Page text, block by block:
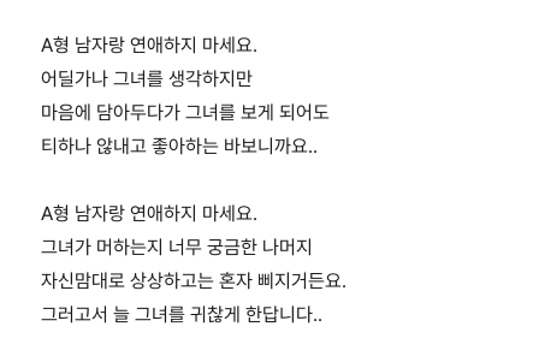
A형 남자랑 연애하지 마세요.
어딜가나 그녀를 생각하지만
마음에 담아두다가 그녀를 보게 되어도
티하나 않내고 좋아하는 바보니까요..
A형 남자랑 연애하지 마세요.
그녀가 머하는지 너무 궁금한 나머지
자신맘대로 상상하고는 혼자 삐지거든요.
그러고서 늘 그녀를 귀찮게 한답니다..